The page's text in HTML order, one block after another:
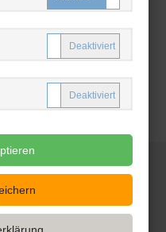
Angebot der